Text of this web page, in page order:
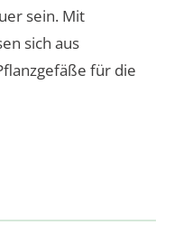
sein. Mit
sich aus
für die